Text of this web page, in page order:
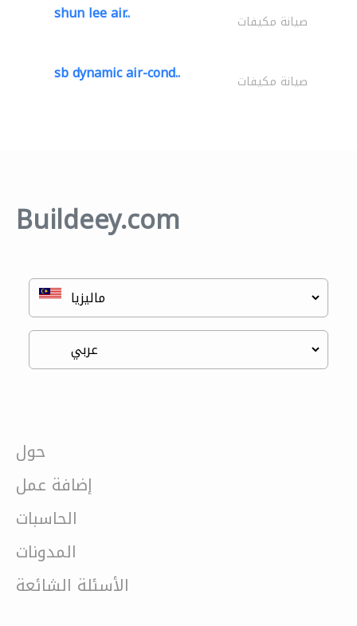
shun lee air.. صيانة مكيفات
sb dynamic air-cond.. صيانة مكيفات
Buildeey.com
حول
إضافة عمل
الحاسبات
المدونات
الأسئلة الشائعة